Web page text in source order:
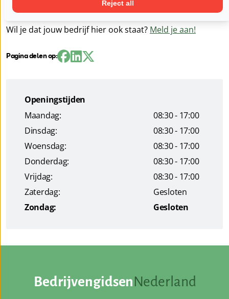
bewoner zich jarenlang thuis voelt.
Wil je dat jouw bedrijf hier ook staat? Meld je aan!
Pagina delen op:
Openingstijden
Maandag:
08:30 - 17:00
Dinsdag:
08:30 - 17:00
Woensdag:
08:30 - 17:00
Donderdag:
08:30 - 17:00
Vrijdag:
08:30 - 17:00
Zaterdag:
Gesloten
Zondag:
Gesloten
BedrijvengidsenNederland
Reject all